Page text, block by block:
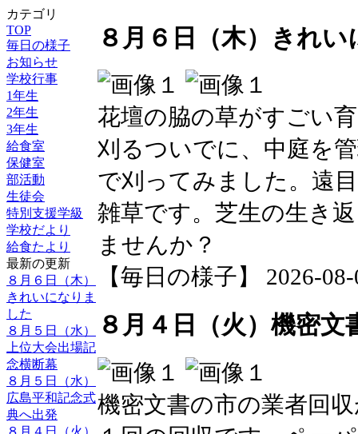
カテゴリ
TOP
毎日の様子
お知らせ
学校行事
1年生
2年生
3年生
給食室
保健室
部活動
生徒会
特別支援学級
学校だより
給食たより
最新の更新
８月６日（木）
きれいになりま
した
８月５日（水）
上位大会出場記
念横断幕
８月５日（水）
広島平和記念式
典へ出発
８月４日（火）
８月６日（木）きれ
花壇の脇の草がすごい
刈るついでに、中庭を
で刈ってみました。遠
雑草です。芝生の生き
ませんか？
【毎日の様子】 2026-
８月４日（火）機密文
機密文書の市の業者回